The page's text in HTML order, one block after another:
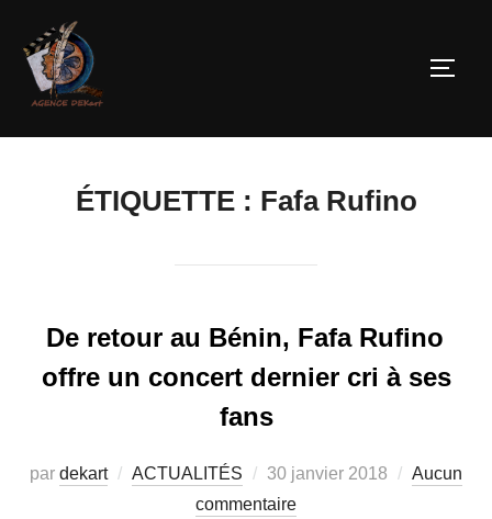
ÉTIQUETTE : Fafa Rufino
De retour au Bénin, Fafa Rufino
offre un concert dernier cri à ses
fans
par dekart ACTUALITÉS 30 janvier 2018
Aucun
commentaire